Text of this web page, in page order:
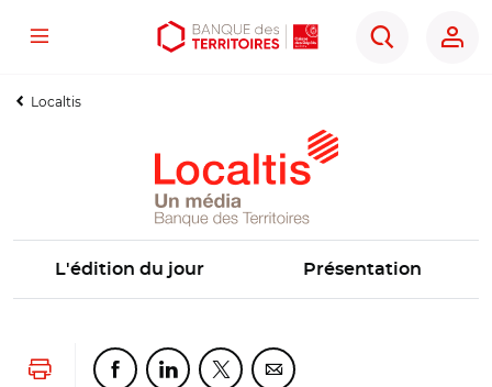
Aller
contenu
Aller
menu
Ouvrir
outils
Menu
Rechercher
Localtis
L'édition du jour Présentation
Lancer l'impressionPartager cette page sur Facebook
Partager cette page sur Linkedin
Partager cette page sur Twitter
Partager cette page sur